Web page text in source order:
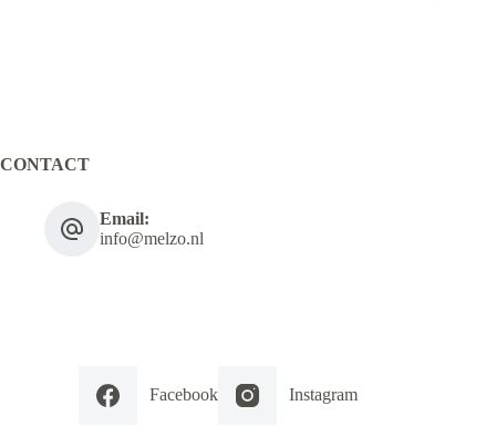
CONTACT
Email:
info@melzo.nl
Facebook Instagram